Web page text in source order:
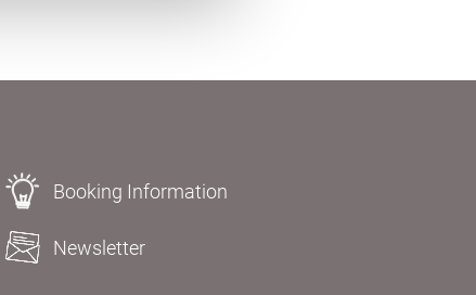
Booking Information
Newsletter